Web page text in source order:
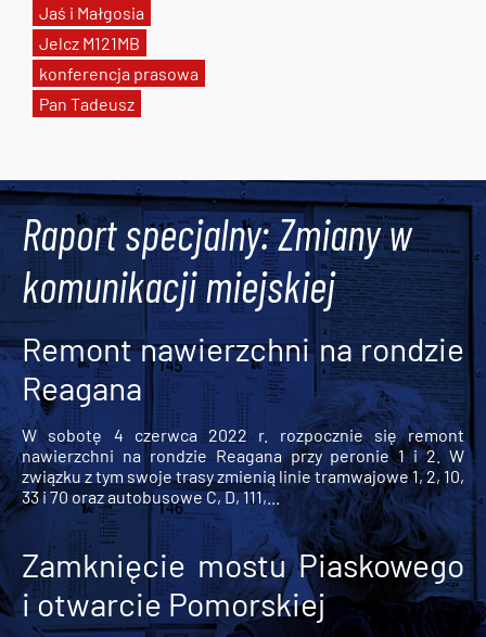
Jaś i Małgosia
Jelcz M121MB
konferencja prasowa
Pan Tadeusz
Raport specjalny: Zmiany w
komunikacji miejskiej
Remont nawierzchni na rondzie
Reagana
W sobotę 4 czerwca 2022 r. rozpocznie się remont
nawierzchni na rondzie Reagana przy peronie 1 i 2. W
związku z tym swoje trasy zmienią linie tramwajowe 1, 2, 10,
33 i 70 oraz autobusowe C, D, 111,...
Zamknięcie mostu Piaskowego
i otwarcie Pomorskiej